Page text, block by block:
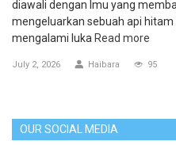
diawali dengan Imu yang
mengeluarkan sebuah api
mengalami luka Read more
July 2, 2026 Haibara 95
OUR SOCIAL MEDIA